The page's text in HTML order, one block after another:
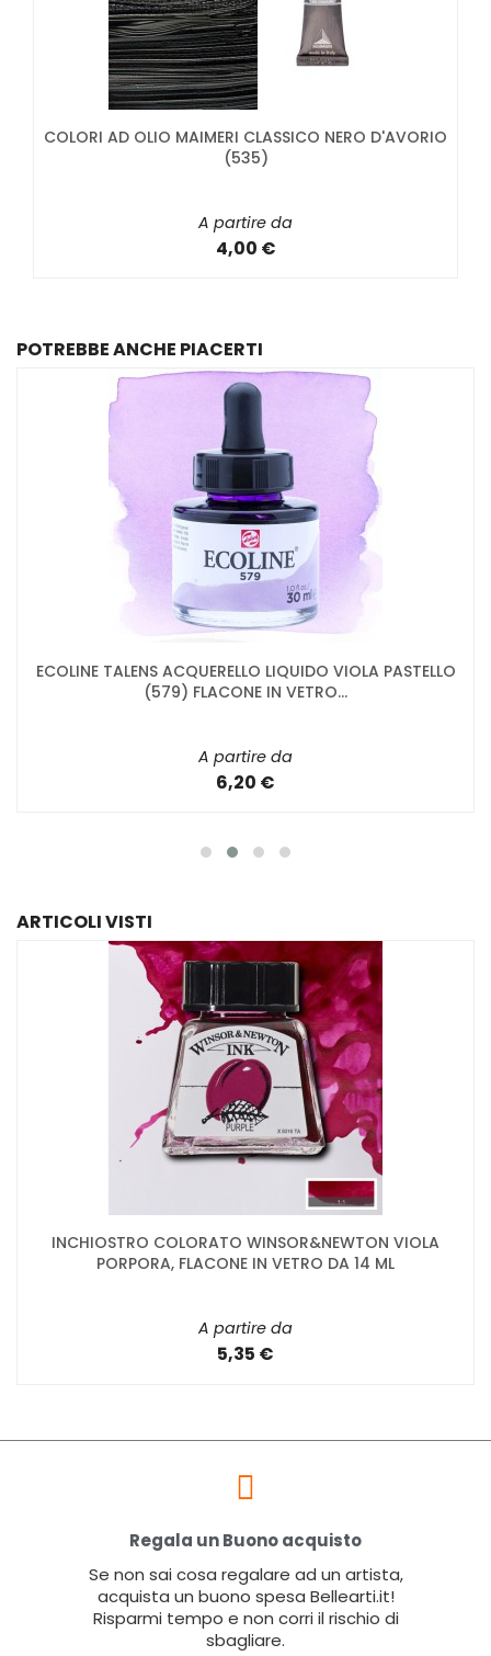
COLORI AD OLIO MAIMERI CLASSICO NERO D'AVORIO
(535)
A partire da
4,00 €
POTREBBE ANCHE PIACERTI
ECOLINE TALENS ACQUERELLO LIQUIDO VIOLA PASTELLO
(579) FLACONE IN VETRO...
A partire da
6,20 €
ARTICOLI VISTI
INCHIOSTRO COLORATO WINSOR&NEWTON VIOLA
PORPORA, FLACONE IN VETRO DA 14 ML
A partire da
5,35 €
Regala un Buono acquisto
Se non sai cosa regalare ad un artista,
acquista un buono spesa Bellearti.it!
Risparmi tempo e non corri il rischio di
sbagliare.